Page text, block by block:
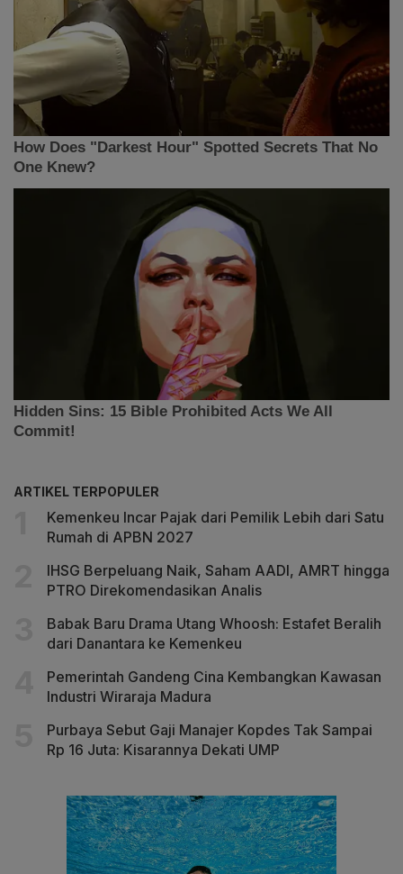
ARTIKEL TERPOPULER
Kemenkeu Incar Pajak dari Pemilik Lebih dari Satu
Rumah di APBN 2027
IHSG Berpeluang Naik, Saham AADI, AMRT hingga
PTRO Direkomendasikan Analis
Babak Baru Drama Utang Whoosh: Estafet Beralih
dari Danantara ke Kemenkeu
Pemerintah Gandeng Cina Kembangkan Kawasan
Industri Wiraraja Madura
Purbaya Sebut Gaji Manajer Kopdes Tak Sampai
Rp 16 Juta: Kisarannya Dekati UMP